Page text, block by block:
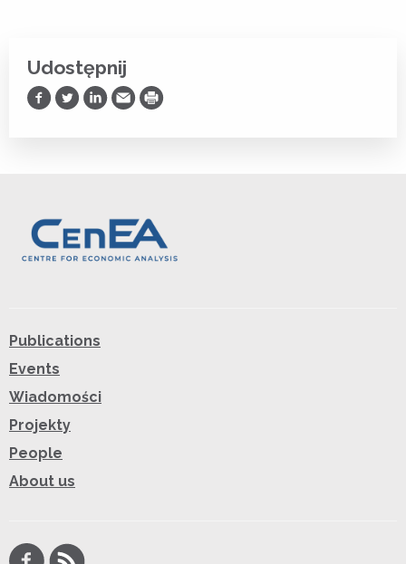
Udostępnij
Udostępnij na Facebooku
Udostępnij na Twitterze
Udostępnij na LinkedIn
Prześlij Emailem
Drukuj
Publications
Events
Wiadomości
Projekty
People
About us
Facebook
RSS